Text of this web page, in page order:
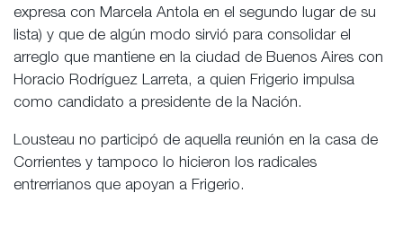
expresa con Marcela Antola en el segundo lugar de su
lista) y que de algún modo sirvió para consolidar el
arreglo que mantiene en la ciudad de Buenos Aires con
Horacio Rodríguez Larreta, a quien Frigerio impulsa
como candidato a presidente de la Nación.
Lousteau no participó de aquella reunión en la casa de
Corrientes y tampoco lo hicieron los radicales
entrerrianos que apoyan a Frigerio.